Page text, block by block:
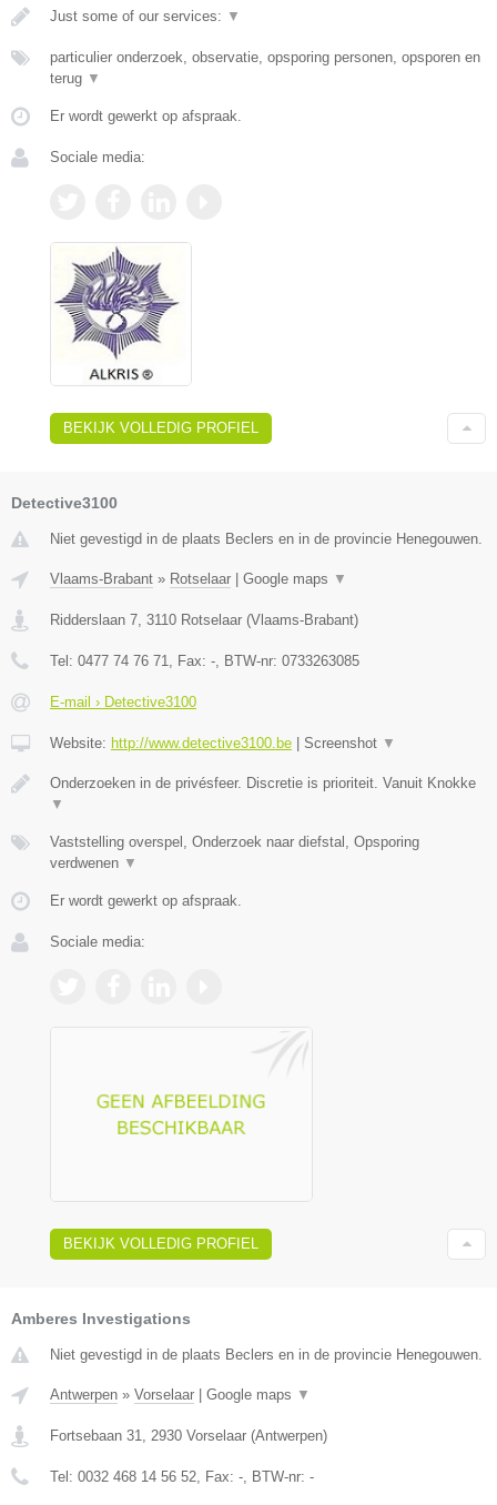
Just some of our services: ▼
particulier onderzoek, observatie, opsporing personen, opsporen en
terug ▼
Er wordt gewerkt op afspraak.
Sociale media:
BEKIJK VOLLEDIG PROFIEL
Detective3100
Niet gevestigd in de plaats Beclers en in de provincie Henegouwen.
Vlaams-Brabant » Rotselaar Google maps ▼
Ridderslaan 7 3110 Rotselaar (Vlaams-Brabant)
Tel: 0477 74 76 71 , Fax: - , BTW-nr: 0733263085
E-mail › Detective3100
Website: http://www.detective3100.be Screenshot ▼
Onderzoeken in de privésfeer. Discretie is prioriteit. Vanuit Knokke
▼
Vaststelling overspel, Onderzoek naar diefstal, Opsporing
verdwenen ▼
Er wordt gewerkt op afspraak.
Sociale media:
BEKIJK VOLLEDIG PROFIEL
Amberes Investigations
Niet gevestigd in de plaats Beclers en in de provincie Henegouwen.
Antwerpen » Vorselaar Google maps ▼
Fortsebaan 31, 2930 Vorselaar (Antwerpen)
Tel: 0032 468 14 56 52, Fax: -, BTW-nr: -